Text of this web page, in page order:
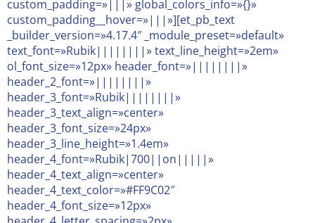
custom_padding=»|||» global_colors_info=»{}»
custom_padding__hover=»|||»][et_pb_text
_builder_version=»4.17.4″ _module_preset=»default»
text_font=»Rubik||||||||» text_line_height=»2em»
ol_font_size=»12px» header_font=»||||||||»
header_2_font=»||||||||»
header_3_font=»Rubik||||||||»
header_3_text_align=»center»
header_3_font_size=»24px»
header_3_line_height=»1.4em»
header_4_font=»Rubik|700||on|||||»
header_4_text_align=»center»
header_4_text_color=»#FF9C02″
header_4_font_size=»12px»